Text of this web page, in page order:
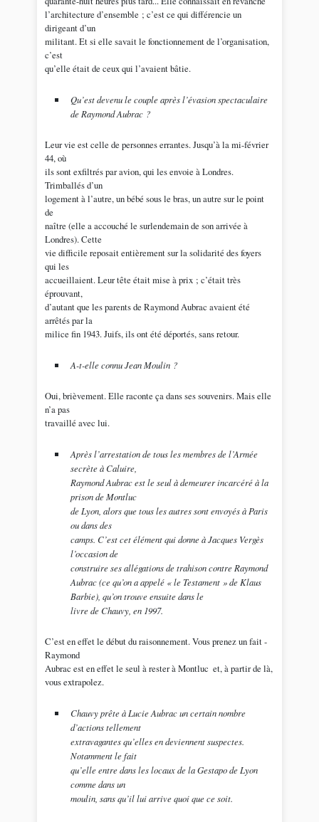
l’architecture d’ensemble ; c’est ce qui différencie un
dirigeant d’un
militant. Et si elle savait le fonctionnement de l’organisation,
c’est
qu’elle était de ceux qui l’avaient bâtie.
Qu’est devenu le couple après l’évasion spectaculaire
de Raymond Aubrac ?
Leur vie est celle de personnes errantes. Jusqu’à la mi-février
44, où
ils sont exfiltrés par avion, qui les envoie à Londres.
Trimballés d’un
logement à l’autre, un bébé sous le bras, un autre sur le point
de
naître (elle a accouché le surlendemain de son arrivée à
Londres). Cette
vie difficile reposait entièrement sur la solidarité des foyers
qui les
accueillaient. Leur tête était mise à prix ; c’était très
éprouvant,
d’autant que les parents de Raymond Aubrac avaient été
arrêtés par la
milice fin 1943. Juifs, ils ont été déportés, sans retour.
A-t-elle connu Jean Moulin ?
Oui, brièvement. Elle raconte ça dans ses souvenirs. Mais elle
n’a pas
travaillé avec lui.
Après l’arrestation de tous les membres de l’Armée
secrète à Caluire,
Raymond Aubrac est le seul à demeurer incarcéré à la
prison de Montluc
de Lyon, alors que tous les autres sont envoyés à Paris
ou dans des
camps. C’est cet élément qui donne à Jacques Vergès
l’occasion de
construire ses allégations de trahison contre Raymond
Aubrac (ce qu’on a appelé « le Testament » de Klaus
Barbie), qu’on trouve ensuite dans le
livre de Chauvy, en 1997.
C’est en effet le début du raisonnement. Vous prenez un fait ­
Raymond
Aubrac est en effet le seul à rester à Montluc ­ et, à partir de là,
vous extrapolez.
Chauvy prête à Lucie Aubrac un certain nombre
d’actions tellement
extravagantes qu’elles en deviennent suspectes.
Notamment le fait
qu’elle entre dans les locaux de la Gestapo de Lyon
comme dans un
moulin, sans qu’il lui arrive quoi que ce soit.